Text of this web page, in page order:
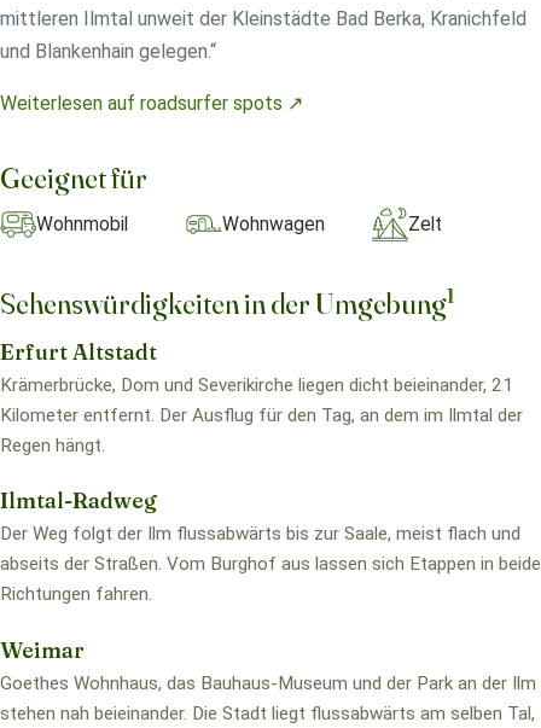
mittleren Ilmtal unweit der Kleinstädte Bad Berka, Kranichfeld
und Blankenhain gelegen.“
Weiterlesen auf roadsurfer spots ↗
Geeignet für
Wohnmobil Wohnwagen Zelt
Sehenswürdigkeiten in der Umgebung1
Erfurt Altstadt
Krämerbrücke, Dom und Severikirche liegen dicht beieinander, 21
Kilometer entfernt. Der Ausflug für den Tag, an dem im Ilmtal der
Regen hängt.
Ilmtal-Radweg
Der Weg folgt der Ilm flussabwärts bis zur Saale, meist flach und
abseits der Straßen. Vom Burghof aus lassen sich Etappen in beide
Richtungen fahren.
Weimar
Goethes Wohnhaus, das Bauhaus-Museum und der Park an der Ilm
stehen nah beieinander. Die Stadt liegt flussabwärts am selben Tal,